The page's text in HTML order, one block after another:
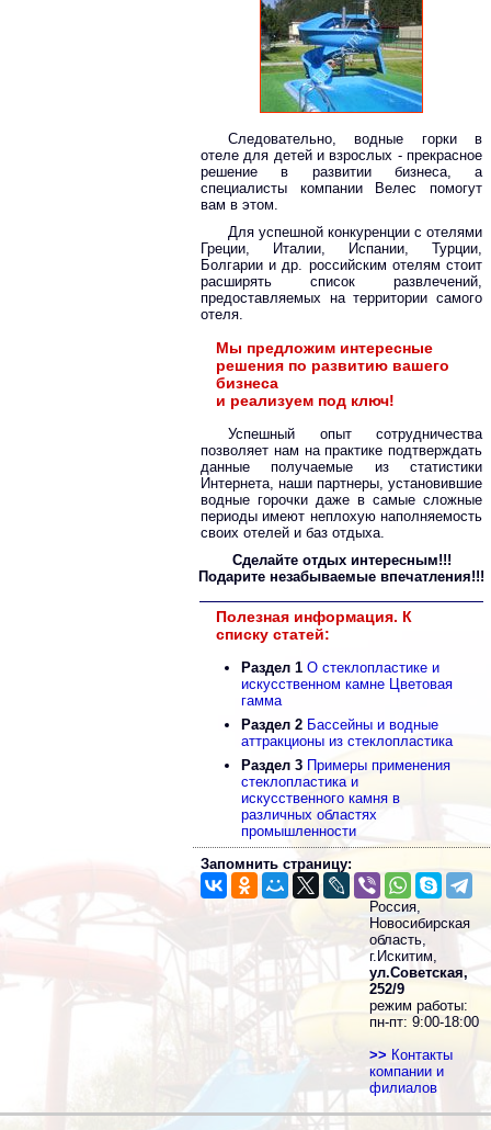
Следовательно, водные горки в
отеле для детей и взрослых - прекрасное
решение в развитии бизнеса, а
специалисты компании Велес помогут
вам в этом.
Для успешной конкуренции с отелями
Греции, Италии, Испании, Турции,
Болгарии и др. российским отелям стоит
расширять список развлечений,
предоставляемых на территории самого
отеля.
Мы предложим интересные
решения по развитию вашего
бизнеса
и реализуем под ключ!
Успешный опыт сотрудничества
позволяет нам на практике подтверждать
данные получаемые из статистики
Интернета, наши партнеры, установившие
водные горочки даже в самые сложные
периоды имеют неплохую наполняемость
своих отелей и баз отдыха.
Сделайте отдых интересным!!!
Подарите незабываемые впечатления!!!
Полезная информация. К
списку статей:
Раздел 1 О стеклопластике и
искусственном камне Цветовая
гамма
Раздел 2 Бассейны и водные
аттракционы из стеклопластика
Раздел 3 Примеры применения
стеклопластика и
искусственного камня в
различных областях
промышленности
Запомнить страницу:
Россия,
Новосибирская
область,
г.Искитим,
ул.Советская,
252/9
режим работы:
пн-пт: 9:00-18:00
>> Контакты
компании и
филиалов